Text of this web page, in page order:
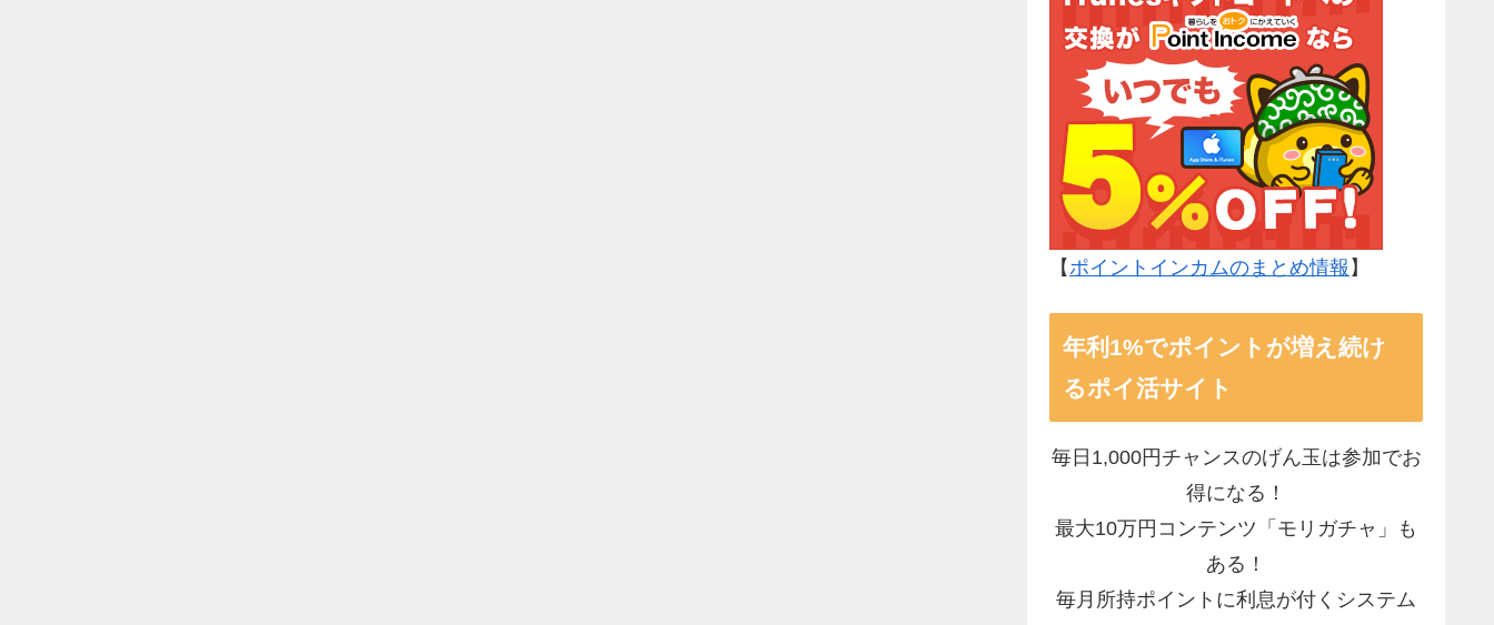
【 ポイントインカムのまとめ情報 】
年利1%でポイントが増え続け
るポイ活サイト
毎日1,000円チャンスのげん玉は参加でお
得になる！
最大10万円コンテンツ「モリガチャ」も
ある！
毎月所持ポイントに利息が付くシステム